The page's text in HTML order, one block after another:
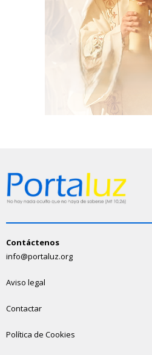
Contáctenos
info@portaluz.org
Aviso legal
Contactar
Política de Cookies